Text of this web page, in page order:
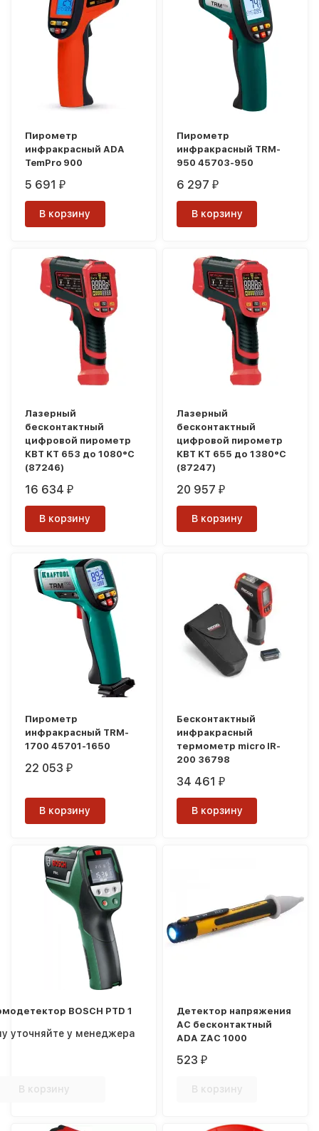
Пирометр
инфракрасный ADA
TemPro 900
5 691₽
В корзину
Пирометр
инфракрасный TRM-
950 45703-950
6 297₽
В корзину
Лазерный
бесконтактный
цифровой пирометр
КВТ KT 653 до 1080°C
(87246)
16 634₽
В корзину
Лазерный
бесконтактный
цифровой пирометр
КВТ KT 655 до 1380°C
(87247)
20 957₽
В корзину
Пирометр
инфракрасный TRM-
1700 45701-1650
22 053₽
В корзину
Бесконтактный
инфракрасный
термометр micro IR-
200 36798
34 461₽
В корзину
BOSCH PTD 1
уточняйте у менеджера
В корзину
Детектор напряжения
AC бесконтактный
ADA ZAC 1000
523₽
В корзину